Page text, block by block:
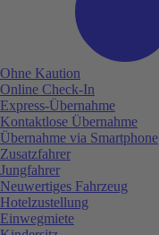
Ohne Kaution
Online Check-In
Express-Übernahme
Kontaktlose Übernahme
Übernahme via Smartphone
Zusatzfahrer
Jungfahrer
Neuwertiges Fahrzeug
Hotelzustellung
Einwegmiete